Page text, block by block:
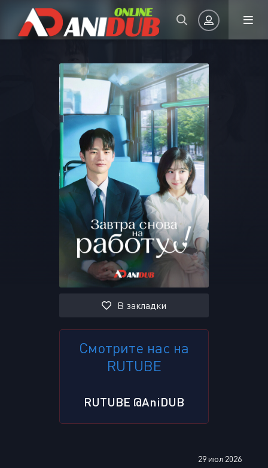
Авторизация
Запомнить
ВОЙТИ НА САЙТ
Восстановить пароль
Или войти через
В закладки
Смотрите нас на
RUTUBE
RUTUBE @AniDUB
29 июл 2026